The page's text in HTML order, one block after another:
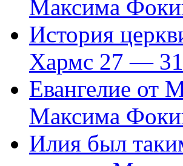
Максима
История
Хармс 27 — 31
Евангелие от
Максима
Илия был